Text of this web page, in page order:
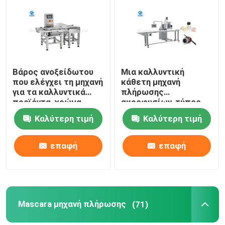
Σχετικά με εμάς
Έλεγχος ποιότητας
Επικοινωνήστε μαζί μας
Ειδήσεις
Υποθέσεις
Βάρος ανοξείδωτου
που ελέγχει τη μηχανή
για τα καλλυντικά
προϊόντα, χρώμα
αγκίδων
Καλύτερη τιμή
επαφή
Μια καλλυντική
κάθετη μηχανή
πλήρωσης
ακροφυσίων, τύπος
αντλιών εργαλείων
για EyelinerΚαλύτερη τιμή
επαφή
Mascara μηχανή πλήρωσης (71)